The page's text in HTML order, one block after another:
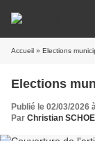
Accueil » Elections
Publié le 02/03/2026
Par Christian